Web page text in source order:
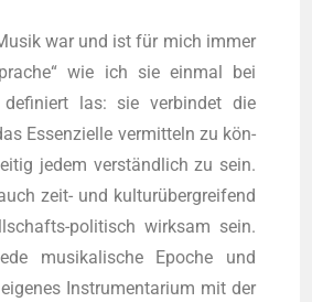
war und ist für mich immer
wie ich sie ein­mal bei
las: sie ver­bin­det die
Essen­zi­el­le ver­mit­teln zu kön­
jedem ver­ständ­lich zu sein.
zeit- und kul­tur­über­grei­fend
poli­tisch wirk­sam sein.
musi­ka­li­sche Epo­che und
Instru­men­ta­ri­um mit der